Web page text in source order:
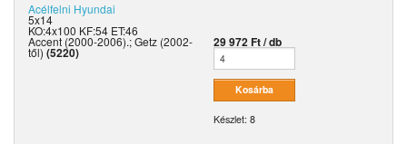
Acélfelni Hyundai
5x14
KO:4x100 KF:54 ET:46
Accent (2000-2006).; Getz (2002-
től) (5220)
29 972 Ft / db
Készlet: 8